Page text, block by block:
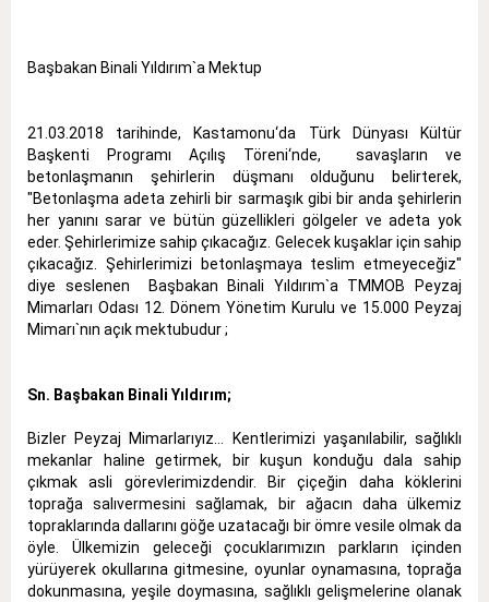
Başbakan Binali Yıldırım`a Mektup
21.03.2018 tarihinde, Kastamonu‘da Türk Dünyası Kültür
Başkenti Programı Açılış Töreni‘nde, savaşların ve
betonlaşmanın şehirlerin düşmanı olduğunu belirterek,
"Betonlaşma adeta zehirli bir sarmaşık gibi bir anda şehirlerin
her yanını sarar ve bütün güzellikleri gölgeler ve adeta yok
eder. Şehirlerimize sahip çıkacağız. Gelecek kuşaklar için sahip
çıkacağız. Şehirlerimizi betonlaşmaya teslim etmeyeceğiz"
diye seslenen Başbakan Binali Yıldırım`a TMMOB Peyzaj
Mimarları Odası 12. Dönem Yönetim Kurulu ve 15.000 Peyzaj
Mimarı`nın açık mektubudur ;
Sn. Başbakan Binali Yıldırım;
Bizler Peyzaj Mimarlarıyız… Kentlerimizi yaşanılabilir, sağlıklı
mekanlar haline getirmek, bir kuşun konduğu dala sahip
çıkmak asli görevlerimizdendir. Bir çiçeğin daha köklerini
toprağa salıvermesini sağlamak, bir ağacın daha ülkemiz
topraklarında dallarını göğe uzatacağı bir ömre vesile olmak da
öyle. Ülkemizin geleceği çocuklarımızın parkların içinden
yürüyerek okullarına gitmesine, oyunlar oynamasına, toprağa
dokunmasına, yeşile doymasına, sağlıklı gelişmelerine olanak